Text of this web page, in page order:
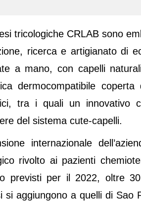
tricologiche CRLAB sono
ricerca e artigianato di
a mano, con capelli
dermocompatibile
tra i quali un innovativo
del sistema cute-capelli.
internazionale
rivolto ai pazienti
previsti per il 2022, oltre
si aggiungono a quelli di Sao